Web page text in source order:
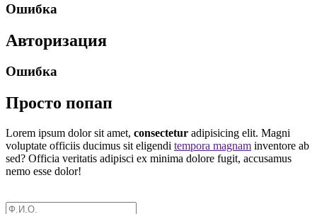
Ошибка
Авторизация
Ошибка
Просто попап
Lorem ipsum dolor sit amet, consectetur adipisicing elit. Magni
voluptate officiis ducimus sit eligendi tempora magnam inventore ab
sed? Officia veritatis adipisci ex minima dolore fugit, accusamus
nemo esse dolor!